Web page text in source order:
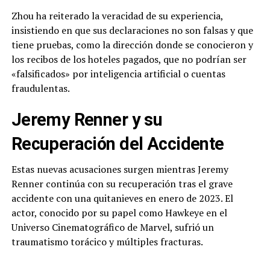
Zhou ha reiterado la veracidad de su experiencia,
insistiendo en que sus declaraciones no son falsas y que
tiene pruebas, como la dirección donde se conocieron y
los recibos de los hoteles pagados, que no podrían ser
«falsificados» por inteligencia artificial o cuentas
fraudulentas.
Jeremy Renner y su
Recuperación del Accidente
Estas nuevas acusaciones surgen mientras Jeremy
Renner continúa con su recuperación tras el grave
accidente con una quitanieves en enero de 2023. El
actor, conocido por su papel como Hawkeye en el
Universo Cinematográfico de Marvel, sufrió un
traumatismo torácico y múltiples fracturas.